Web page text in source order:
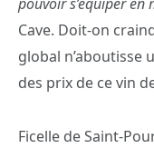
Cave. Doit-on
global n’aboutisse
des prix de ce vin
Ficelle de Saint-